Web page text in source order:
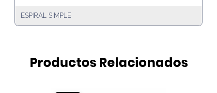
ESPIRAL SIMPLE
Productos Relacionados